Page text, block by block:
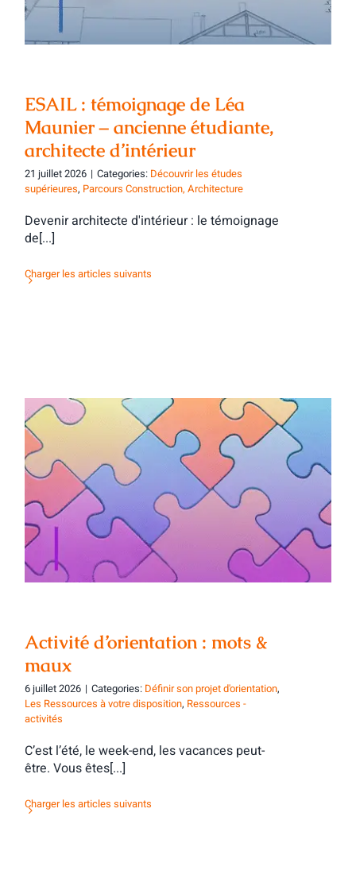
ESAIL : témoignage de Léa
Maunier – ancienne étudiante,
architecte d’intérieur
21 juillet 2026 | Categories: Découvrir les études
supérieures, Parcours Construction, Architecture
Devenir architecte d'intérieur : le témoignage
de[...]
Charger les articles suivants
Activité d’orientation : mots & maux
Activité d’orientation : mots &
maux
6 juillet 2026 | Categories: Définir son projet d'orientation,
Les Ressources à votre disposition, Ressources -
activités
C’est l’été, le week-end, les vacances peut-
être. Vous êtes[...]
Charger les articles suivants